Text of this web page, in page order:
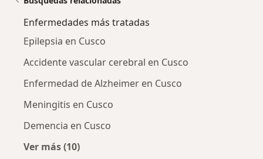
Enfermedades más tratadas
Epilepsia en Cusco
Accidente vascular cerebral en Cusco
Enfermedad de Alzheimer en Cusco
Meningitis en Cusco
Demencia en Cusco
Ver más (10)